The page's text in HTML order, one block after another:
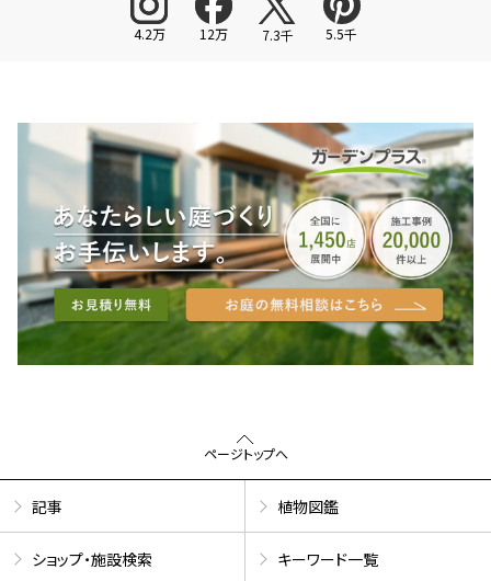
4.2万 12万 7.3千 5.5千
ページトップへ
記事 植物図鑑
ショップ・施設検索 キーワード一覧